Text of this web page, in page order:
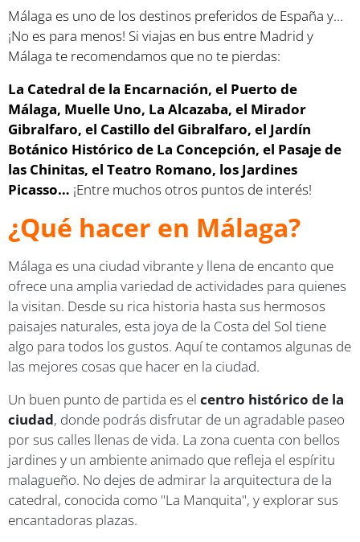
Málaga es uno de los destinos preferidos de España y...
¡No es para menos! Si viajas en bus entre Madrid y
Málaga te recomendamos que no te pierdas:
La Catedral de la Encarnación, el Puerto de
Málaga, Muelle Uno, La Alcazaba, el Mirador
Gibralfaro, el Castillo del Gibralfaro, el Jardín
Botánico Histórico de La Concepción, el Pasaje de
las Chinitas, el Teatro Romano, los Jardines
Picasso… ¡Entre muchos otros puntos de interés!
¿Qué hacer en Málaga?
Málaga es una ciudad vibrante y llena de encanto que
ofrece una amplia variedad de actividades para quienes
la visitan. Desde su rica historia hasta sus hermosos
paisajes naturales, esta joya de la Costa del Sol tiene
algo para todos los gustos. Aquí te contamos algunas de
las mejores cosas que hacer en la ciudad.
Un buen punto de partida es el centro histórico de la
ciudad, donde podrás disfrutar de un agradable paseo
por sus calles llenas de vida. La zona cuenta con bellos
jardines y un ambiente animado que refleja el espíritu
malagueño. No dejes de admirar la arquitectura de la
catedral, conocida como "La Manquita", y explorar sus
encantadoras plazas.